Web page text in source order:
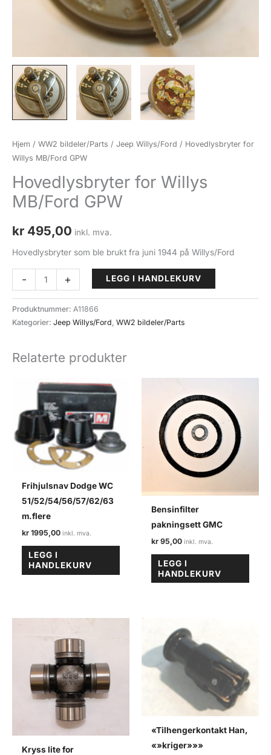
Hjem / WW2 bildeler/Parts / Jeep Willys/Ford / Hovedlysbryter for
Willys MB/Ford GPW
Hovedlysbryter for Willys
MB/Ford GPW
kr 495,00 inkl. mva.
Hovedlysbryter som ble brukt fra juni 1944 på Willys/Ford
-
Hovedlysbryter
for
Willys
MB/Ford
antall
+ LEGG I HANDLEKURV
Produktnummer: A11866
Kategorier: Jeep Willys/Ford, WW2 bildeler/Parts
Relaterte produkter
Frihjulsnav Dodge WC
51/52/54/56/57/62/63
m.flere
kr 1995,00
LEGG I
HANDLEKURV
Bensinfilter
pakningsett GMC
kr 95,00
LEGG I
HANDLEKURV
Kryss lite for
«Tilhengerkontakt Han,
«»kriger»»»